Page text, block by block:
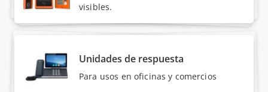
visibles.
Unidades de respuesta
Para usos en oficinas y comercios